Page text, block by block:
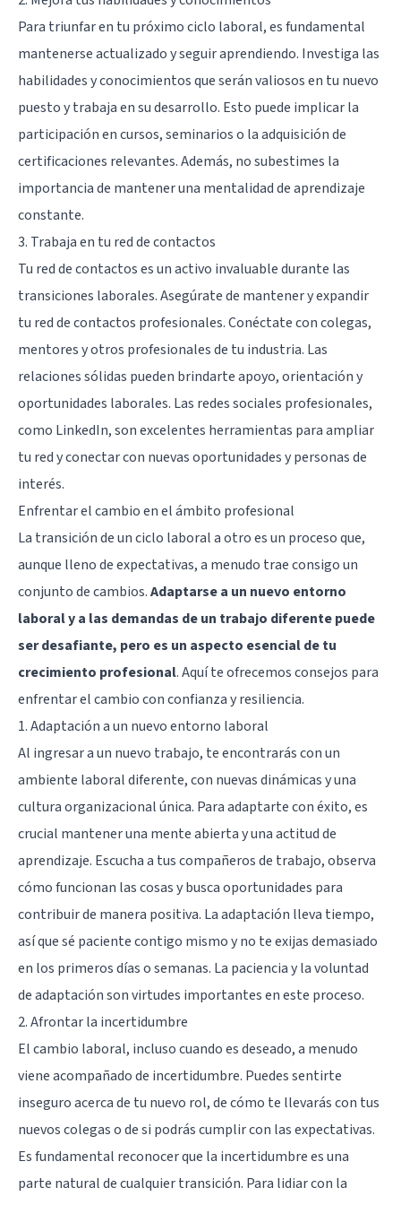
Para triunfar en tu próximo ciclo laboral, es fundamental
mantenerse actualizado y seguir aprendiendo. Investiga las
habilidades y conocimientos que serán valiosos en tu nuevo
puesto y trabaja en su desarrollo. Esto puede implicar la
participación en cursos, seminarios o la adquisición de
certificaciones relevantes. Además, no subestimes la
importancia de mantener una mentalidad de aprendizaje
constante.
3. Trabaja en tu red de contactos
Tu red de contactos es un activo invaluable durante las
transiciones laborales. Asegúrate de mantener y expandir
tu red de contactos profesionales. Conéctate con colegas,
mentores y otros profesionales de tu industria. Las
relaciones sólidas pueden brindarte apoyo, orientación y
oportunidades laborales. Las redes sociales profesionales,
como LinkedIn, son excelentes herramientas para ampliar
tu red y conectar con nuevas oportunidades y personas de
interés.
Enfrentar el cambio en el ámbito profesional
La transición de un ciclo laboral a otro es un proceso que,
aunque lleno de expectativas, a menudo trae consigo un
conjunto de cambios.Adaptarse a un nuevo entorno
laboral y a las demandas de un trabajo diferente puede
ser desafiante, pero es un aspecto esencial de tu
crecimiento profesional. Aquí te ofrecemos consejos para
enfrentar el cambio con confianza y resiliencia.
1. Adaptación a un nuevo entorno laboral
Al ingresar a un nuevo trabajo, te encontrarás con un
ambiente laboral diferente, con nuevas dinámicas y una
cultura organizacional única. Para adaptarte con éxito, es
crucial mantener una mente abierta y una actitud de
aprendizaje. Escucha a tus compañeros de trabajo, observa
cómo funcionan las cosas y busca oportunidades para
contribuir de manera positiva. La adaptación lleva tiempo,
así que sé paciente contigo mismo y no te exijas demasiado
en los primeros días o semanas. La paciencia y la voluntad
de adaptación son virtudes importantes en este proceso.
2. Afrontar la incertidumbre
El cambio laboral, incluso cuando es deseado, a menudo
viene acompañado de incertidumbre. Puedes sentirte
inseguro acerca de tu nuevo rol, de cómo te llevarás con tus
nuevos colegas o de si podrás cumplir con las expectativas.
Es fundamental reconocer que la incertidumbre es una
parte natural de cualquier transición. Para lidiar con la